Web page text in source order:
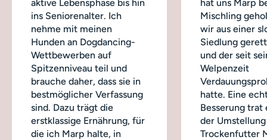
aktive Lebensphase bis hin
ins Seniorenalter. Ich
nehme mit meinen
Hunden an Dogdancing-
Wettbewerben auf
Spitzenniveau teil und
brauche daher, dass sie in
bestmöglicher Verfassung
sind. Dazu trägt die
erstklassige Ernährung, für
die ich Marp halte, in
hat uns Marp
Mischling
wir aus einer
Siedlung
und der seit
Welpenzeit
hatte. Eine
Besserung trat
der
Trockenfutter